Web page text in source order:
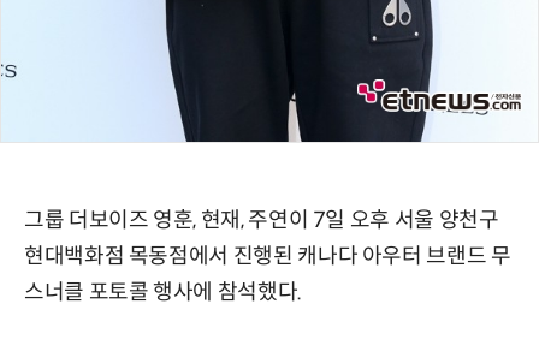
그룹 더보이즈 영훈, 현재, 주연이 7일 오후 서울 양천구
현대백화점 목동점에서 진행된 캐나다 아우터 브랜드 무
스너클 포토콜 행사에 참석했다.